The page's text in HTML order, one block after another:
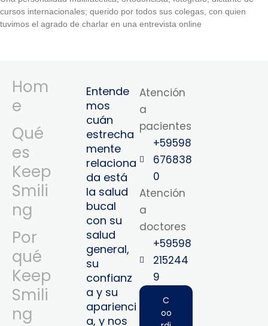
cursos internacionales; querido por todos sus colegas, con quien
tuvimos el agrado de charlar en una entrevista online
Hom
e
Qué
es
Keep
Smili
ng
Por
qué
Keep
Smili
ng
Entende
mos
cuán
estrecha
mente
relaciona
da está
la salud
bucal
con su
salud
general,
su
confianz
a y su
aparienci
a, y nos
Atención
a
pacientes
+59598
676838
0
Atención
a
doctores
+59598
215244
9‬
C
oo